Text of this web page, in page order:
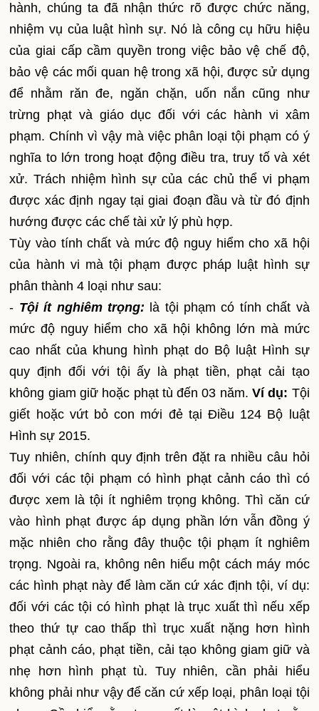
hành, chúng ta đã nhận thức rõ được chức năng,
nhiệm vụ của luật hình sự. Nó là công cụ hữu hiệu
của giai cấp cầm quyền trong việc bảo vệ chế độ,
bảo vệ các mối quan hệ trong xã hội, được sử dụng
để nhằm răn đe, ngăn chặn, uốn nắn cũng như
trừng phạt và giáo dục đối với các hành vi xâm
phạm. Chính vì vậy mà việc phân loại tội phạm có ý
nghĩa to lớn trong hoạt động điều tra, truy tố và xét
xử. Trách nhiệm hình sự của các chủ thể vi phạm
được xác định ngay tại giai đoạn đầu và từ đó định
hướng được các chế tài xử lý phù hợp.
Tùy vào tính chất và mức độ nguy hiểm cho xã hội
của hành vi mà tội phạm được pháp luật hình sự
phân thành 4 loại như sau:
- Tội ít nghiêm trọng: là tội phạm có tính chất và
mức độ nguy hiểm cho xã hội không lớn mà mức
cao nhất của khung hình phạt do Bộ luật Hình sự
quy định đối với tội ấy là phạt tiền, phạt cải tạo
không giam giữ hoặc phạt tù đến 03 năm. Ví dụ: Tội
giết hoặc vứt bỏ con mới đẻ tại Điều 124 Bộ luật
Hình sự 2015.
Tuy nhiên, chính quy định trên đặt ra nhiều câu hỏi
đối với các tội phạm có hình phạt cảnh cáo thì có
được xem là tội ít nghiêm trọng không. Thì căn cứ
vào hình phạt được áp dụng phần lớn vẫn đồng ý
mặc nhiên cho rằng đây thuộc tội phạm ít nghiêm
trọng. Ngoài ra, không nên hiểu một cách máy móc
các hình phạt này để làm căn cứ xác định tội, ví dụ:
đối với các tội có hình phạt là trục xuất thì nếu xếp
theo thứ tự cao thấp thì trục xuất nặng hơn hình
phạt cảnh cáo, phạt tiền, cải tạo không giam giữ và
nhẹ hơn hình phạt tù. Tuy nhiên, cần phải hiểu
không phải như vậy để căn cứ xếp loại, phân loại tội